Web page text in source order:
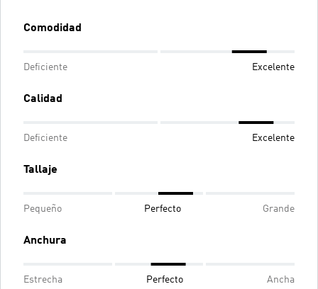
Comodidad
Deficiente Excelente
Calidad
Deficiente Excelente
Tallaje
Pequeño Perfecto Grande
Anchura
Estrecha Perfecto Ancha